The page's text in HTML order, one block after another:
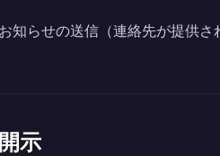
知らせの送信（連絡先が提供さ
示